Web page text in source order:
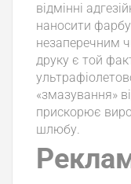
відмінні
наносити
незаперечним
друку є той
«змазування»
прискорює
шлюбу.